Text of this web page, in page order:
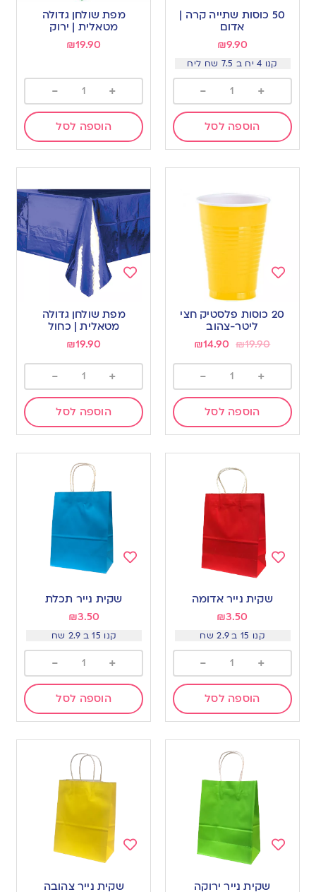
to
50 כוסות שתייה קרה |
אדום
₪9.90
קנו 4 יח ב 7.5 שח ליח
+
-
הוספה לסל
wishlist
מפת שולחן גדולה
מטאלית | ירוק
₪19.90
+
-
הוספה לסל
to
wishlist
20 כוסות פלסטיק חצי
ליטר-צהוב
₪19.90
₪14.90
+
-
הוספה לסל
wishlist
מפת שולחן גדולה
מטאלית | כחול
₪19.90
+
-
הוספה לסל
wishlist
שקית נייר אדומה
₪3.50
קנו 15 ב 2.9 שח
+
-
הוספה לסל
wishlist
שקית נייר תכלת
₪3.50
קנו 15 ב 2.9 שח
+
-
הוספה לסל
שקית נייר ירוקה
שקית נייר צהובה